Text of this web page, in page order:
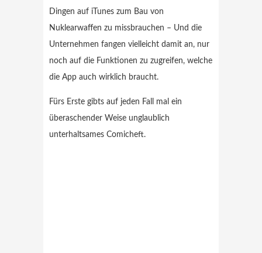
Dingen auf iTunes zum Bau von
Nuklearwaffen zu missbrauchen – Und die
Unternehmen fangen vielleicht damit an, nur
noch auf die Funktionen zu zugreifen, welche
die App auch wirklich braucht.
Fürs Erste gibts auf jeden Fall mal ein
überaschender Weise unglaublich
unterhaltsames Comicheft.